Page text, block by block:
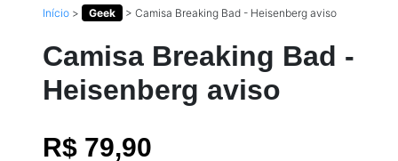
Início > Geek > Camisa Breaking Bad - Heisenberg aviso
Camisa Breaking Bad -
Heisenberg aviso
R$ 79,90